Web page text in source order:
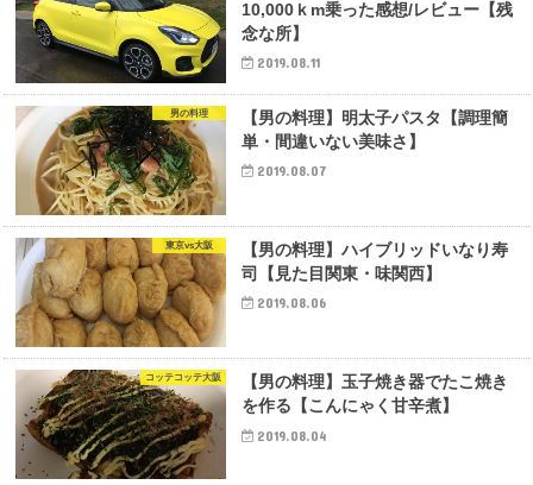
10,000ｋm乗った感想/レビュー【残
念な所】
2019.08.11
男の料理
【男の料理】明太子パスタ【調理簡
単・間違いない美味さ】
2019.08.07
東京vs大阪
【男の料理】ハイブリッドいなり寿
司【見た目関東・味関西】
2019.08.06
コッテコッテ大阪
【男の料理】玉子焼き器でたこ焼き
を作る【こんにゃく甘辛煮】
2019.08.04